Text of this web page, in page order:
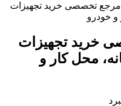
مرجع تخصصی خرید تجهیزات
و خودرو
خرید تجهیزات
محل کار و